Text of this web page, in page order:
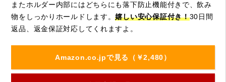
またホルダー内部にはどちらにも落下防止機能付きで、飲み
物をしっかりホールドします。嬉しい安心保証付き！30日間
返品、返金保証対応してくれますよ。
Amazon.co.jpで見る（￥2,480）